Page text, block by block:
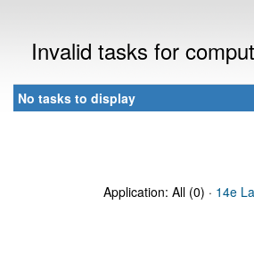
Invalid tasks for
No tasks to display
Application: All (0) · 14e